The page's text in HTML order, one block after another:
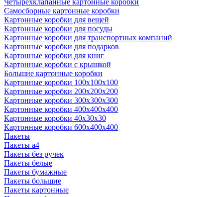
Четырехклапанные картонные коробки
Самосборные картонные коробки
Картонные коробки для вещей
Картонные коробки для посуды
Картонные коробки для транспортных компаний
Картонные коробки для подарков
Картонные коробки для книг
Картонные коробки с крышкой
Большие картонные коробки
Картонные коробки 100x100x100
Картонные коробки 200x200x200
Картонные коробки 300x300x300
Картонные коробки 400x400x400
Картонные коробки 40x30x30
Картонные коробки 600x400x400
Пакеты
Пакеты а4
Пакеты без ручек
Пакеты белые
Пакеты бумажные
Пакеты большие
Пакеты картонные